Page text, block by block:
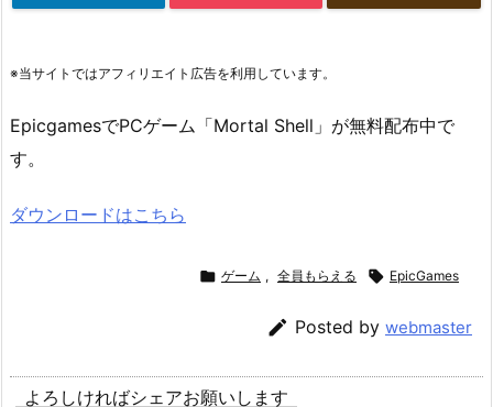
※当サイトではアフィリエイト広告を利用しています。
EpicgamesでPCゲーム「Mortal Shell」が無料配布中で
す。
ダウンロードはこちら
 ゲーム , 全員もらえる  EpicGames
 Posted by webmaster
よろしければシェアお願いします